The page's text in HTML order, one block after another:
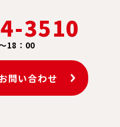
3510
18：00
問い合わせ